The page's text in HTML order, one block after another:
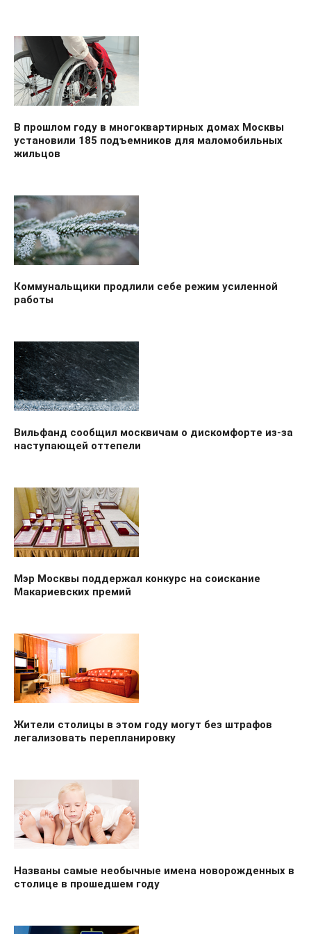
В прошлом году в многоквартирных домах Москвы
установили 185 подъемников для маломобильных
жильцов
Коммунальщики продлили себе режим усиленной
работы
Вильфанд сообщил москвичам о дискомфорте из-за
наступающей оттепели
Мэр Москвы поддержал конкурс на соискание
Макариевских премий
Жители столицы в этом году могут без штрафов
легализовать перепланировку
Названы самые необычные имена новорожденных в
столице в прошедшем году